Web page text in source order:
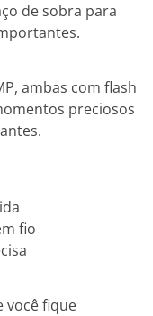
de sobra para
ambas com flash
preciosos
fio
você fique